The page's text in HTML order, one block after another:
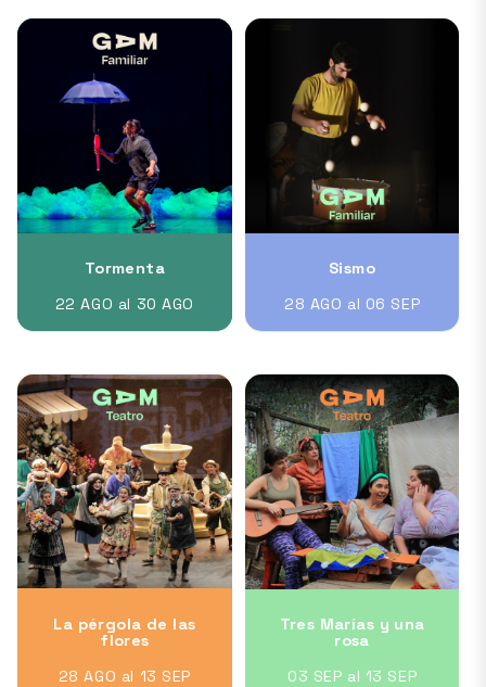
Tormenta
22 AGO al 30 AGO
Sismo
28 AGO al 06 SEP
La pérgola de las
flores
28 AGO al 13 SEP
Tres Marías y una
rosa
03 SEP al 13 SEP